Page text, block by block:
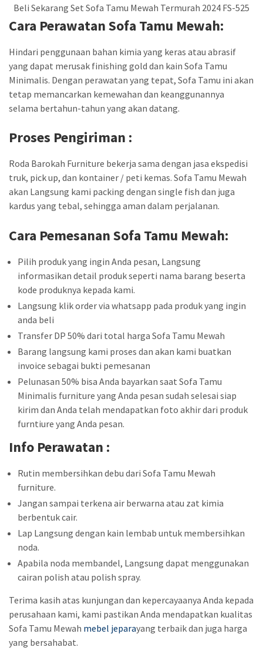
Beli Sekarang Set Sofa Tamu Mewah Termurah 2024 FS-525
Cara Perawatan Sofa Tamu Mewah:
Hindari penggunaan bahan kimia yang keras atau abrasif
yang dapat merusak finishing gold dan kain Sofa Tamu
Minimalis. Dengan perawatan yang tepat, Sofa Tamu ini akan
tetap memancarkan kemewahan dan keanggunannya
selama bertahun-tahun yang akan datang.
Proses Pengiriman :
Roda Barokah Furniture bekerja sama dengan jasa ekspedisi
truk, pick up, dan kontainer / peti kemas. Sofa Tamu Mewah
akan Langsung kami packing dengan single fish dan juga
kardus yang tebal, sehingga aman dalam perjalanan.
Cara PemesananSofa Tamu Mewah:
Pilih produk yang ingin Anda pesan, Langsung
informasikan detail produk seperti nama barang beserta
kode produknya kepada kami.
Langsung klik order via whatsapp pada produk yang ingin
anda beli
Transfer DP 50% dari total harga Sofa Tamu Mewah
Barang langsung kami proses dan akan kami buatkan
invoice sebagai bukti pemesanan
Pelunasan 50% bisa Anda bayarkan saat Sofa Tamu
Minimalis furniture yang Anda pesan sudah selesai siap
kirim dan Anda telah mendapatkan foto akhir dari produk
furntiure yang Anda pesan.
Info Perawatan :
Rutin membersihkan debu dari Sofa Tamu Mewah
furniture.
Jangan sampai terkena air berwarna atau zat kimia
berbentuk cair.
Lap Langsung dengan kain lembab untuk membersihkan
noda.
Apabila noda membandel, Langsung dapat menggunakan
cairan polish atau polish spray.
Terima kasih atas kunjungan dan kepercayaanya Anda kepada
perusahaan kami, kami pastikan Anda mendapatkan kualitas
Sofa Tamu Mewah mebel jeparayang terbaik dan juga harga
yang bersahabat.